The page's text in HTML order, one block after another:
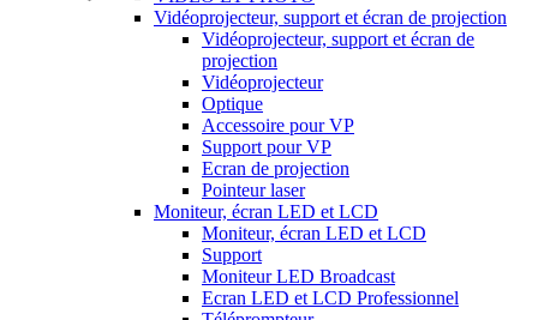
Vidéoprojecteur, support et écran de projection
Vidéoprojecteur, support et écran de
projection
Vidéoprojecteur
Optique
Accessoire pour VP
Support pour VP
Ecran de projection
Pointeur laser
Moniteur, écran LED et LCD
Moniteur, écran LED et LCD
Support
Moniteur LED Broadcast
Ecran LED et LCD Professionnel